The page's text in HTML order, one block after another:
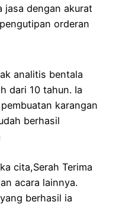
jasa dengan akurat
orderan
analitis bentala
dari 10 tahun. Ia
karangan
berhasil
cita,Serah Terima
acara lainnya.
berhasil ia